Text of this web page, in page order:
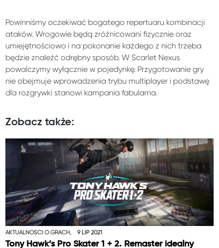
Powinniśmy oczekiwać bogatego repertuaru kombinacji
ataków. Wrogowie będą zróżnicowani fizycznie oraz
umiejętnościowo i na pokonanie każdego z nich trzeba
będzie znaleźć odrębny sposób. W Scarlet Nexus
powalczymy wyłącznie w pojedynkę. Przygotowanie gry
nie obejmuje wprowadzenia trybu multiplayer i podstawę
dla rozgrywki stanowi kampania fabularna.
Zobacz także:
AKTUALNOŚCI O GRACH, 9 LIP 2021
Tony Hawk’s Pro Skater 1 + 2. Remaster idealny